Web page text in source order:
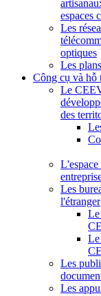
espaces
Les
optiques
Les
Công cụ và hỗ
Le
des
Les
l'étranger
Le
Le
Les
Les